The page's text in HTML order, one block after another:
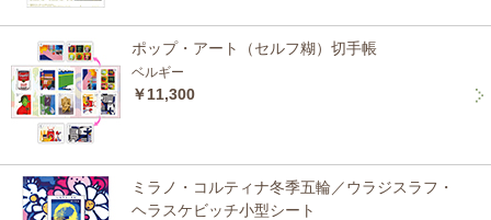
ポップ・アート（セルフ糊）切手帳
ベルギー
￥11,300
ミラノ・コルティナ冬季五輪／ウラジスラフ・
ヘラスケビッチ小型シート